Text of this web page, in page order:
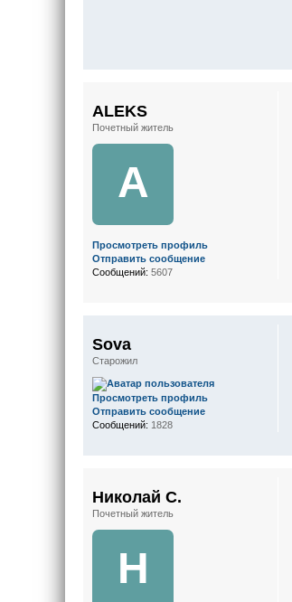
ALEKS
Почетный житель
A
Просмотреть профиль
Отправить сообщение
Сообщений: 5607
Sova
Старожил
Просмотреть профиль
Отправить сообщение
Сообщений: 1828
Николай С.
Почетный житель
Н